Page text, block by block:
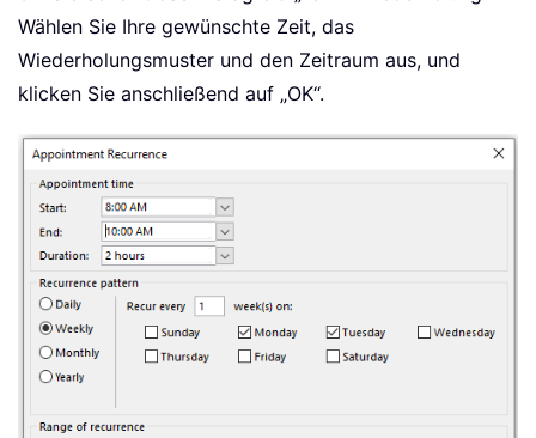
Wählen Sie Ihre gewünschte Zeit, das
Wiederholungsmuster und den Zeitraum aus, und
klicken Sie anschließend auf „OK“.